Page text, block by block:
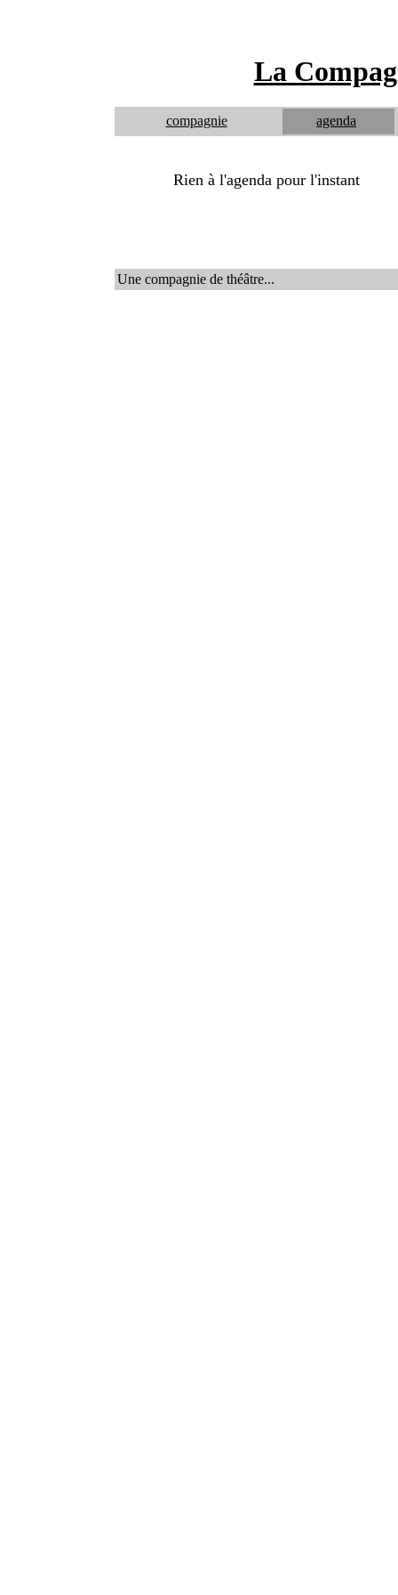
La
compagnie agenda
Rien à l'agenda pour l'instant
Une compagnie de théâtre...